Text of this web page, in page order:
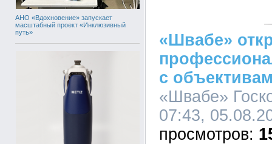
АНО «Вдохновение» запускает
масштабный проект «Инклюзивный
путь»
«Швабе»
с
«Швабе»
07:43,